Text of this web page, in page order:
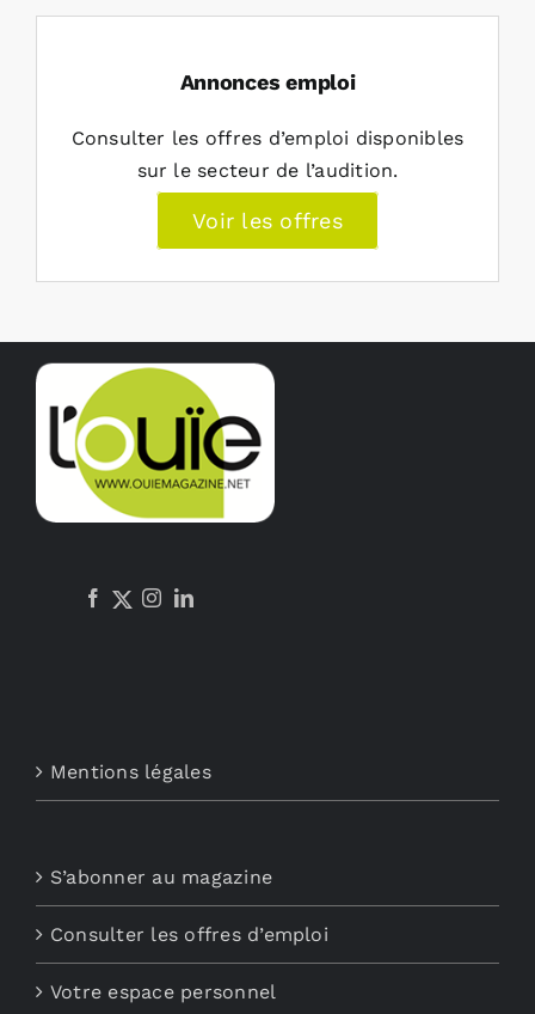
Annonces emploi
Consulter les offres d’emploi disponibles
sur le secteur de l’audition.
Voir les offres
Mentions légales
S’abonner au magazine
Consulter les offres d’emploi
Votre espace personnel